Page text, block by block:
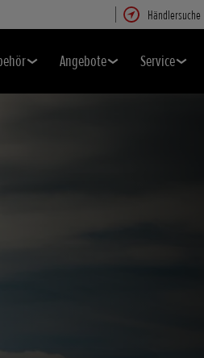
Händlersuche
Angebote Service